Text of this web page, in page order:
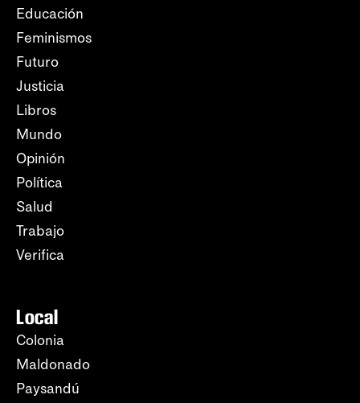
Educación
Feminismos
Futuro
Justicia
Libros
Mundo
Opinión
Política
Salud
Trabajo
Verifica
Local
Colonia
Maldonado
Paysandú